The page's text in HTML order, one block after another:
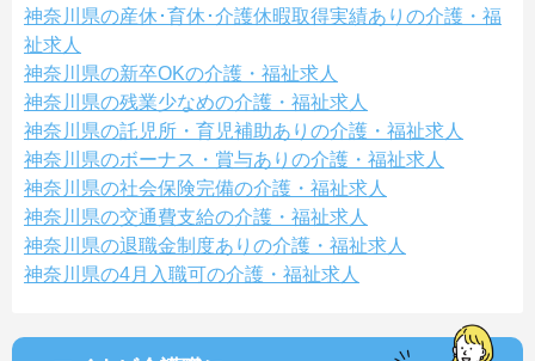
神奈川県の産休･育休･介護休暇取得実績ありの介護・福
祉求人
神奈川県の新卒OKの介護・福祉求人
神奈川県の残業少なめの介護・福祉求人
神奈川県の託児所・育児補助ありの介護・福祉求人
神奈川県のボーナス・賞与ありの介護・福祉求人
神奈川県の社会保険完備の介護・福祉求人
神奈川県の交通費支給の介護・福祉求人
神奈川県の退職金制度ありの介護・福祉求人
神奈川県の4月入職可の介護・福祉求人